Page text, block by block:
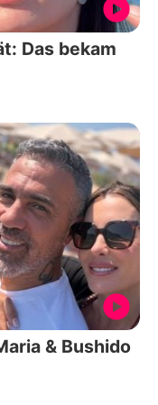
Das bekam
& Bushido